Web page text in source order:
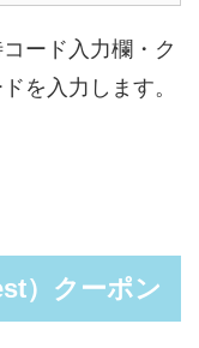
ード入力欄・ク
を入力します。
）クーポン